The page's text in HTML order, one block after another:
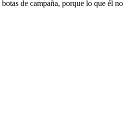
de campaña, porque lo que él no